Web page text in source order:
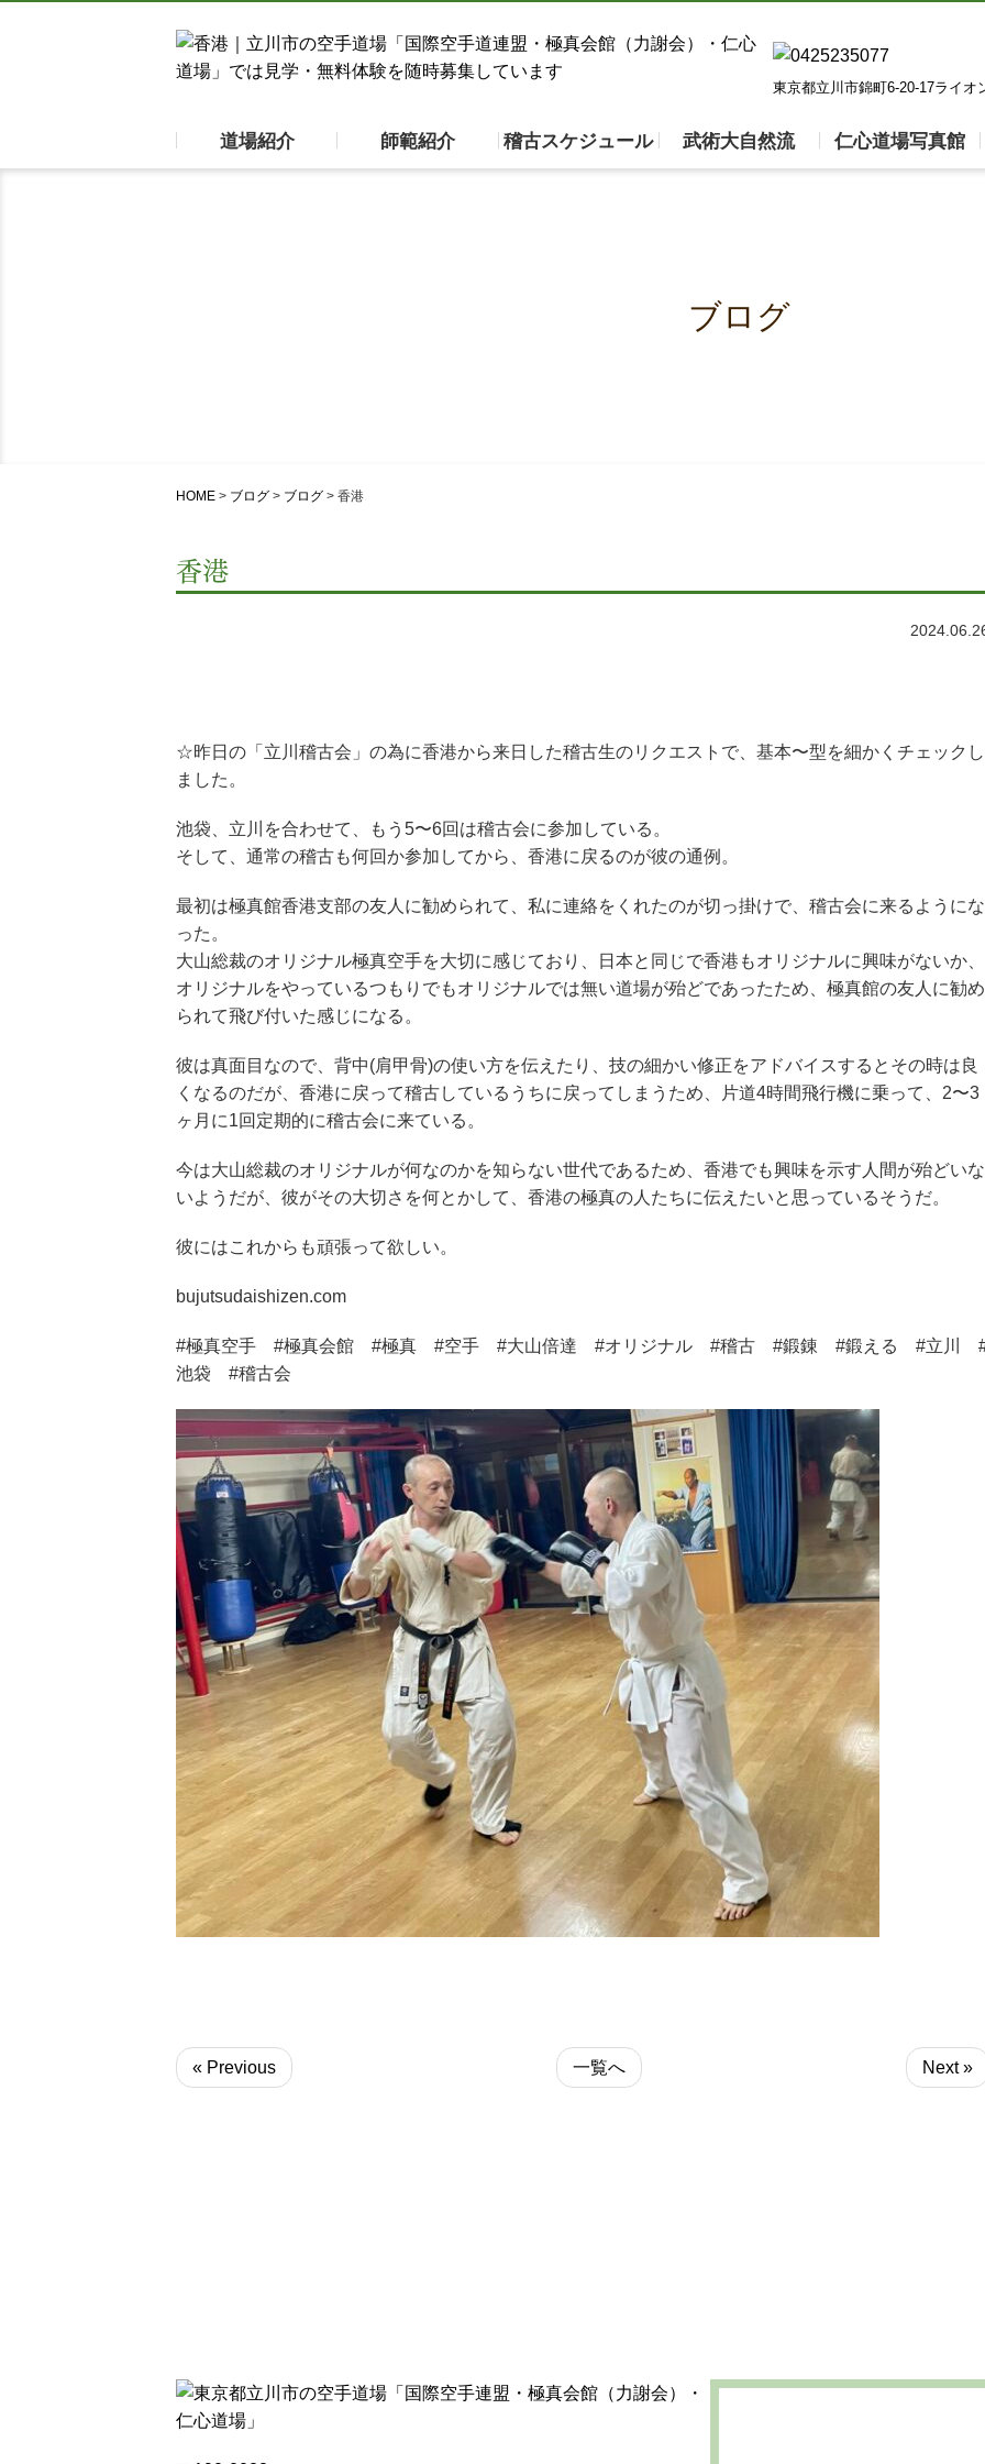
東京都立川市錦町6-20-17ライオ
道場紹介 師範紹介 稽古スケジュール 武術大自然流 仁心道場写真館
ブログ
HOME > ブログ > ブログ > 香港
香港
☆昨日の「立川稽古会」の為に香港から来日した稽古生のリクエストで、基本〜型を細かくチェックし
ました。
池袋、立川を合わせて、もう5〜6回は稽古会に参加している。
そして、通常の稽古も何回か参加してから、香港に戻るのが彼の通例。
最初は極真館香港支部の友人に勧められて、私に連絡をくれたのが切っ掛けで、稽古会に来るようにな
った。
大山総裁のオリジナル極真空手を大切に感じており、日本と同じで香港もオリジナルに興味がないか、
オリジナルをやっているつもりでもオリジナルでは無い道場が殆どであったため、極真館の友人に勧め
られて飛び付いた感じになる。
彼は真面目なので、背中(肩甲骨)の使い方を伝えたり、技の細かい修正をアドバイスするとその時は良
くなるのだが、香港に戻って稽古しているうちに戻ってしまうため、片道4時間飛行機に乗って、2〜3
ヶ月に1回定期的に稽古会に来ている。
今は大山総裁のオリジナルが何なのかを知らない世代であるため、香港でも興味を示す人間が殆どいな
いようだが、彼がその大切さを何とかして、香港の極真の人たちに伝えたいと思っているそうだ。
彼にはこれからも頑張って欲しい。
bujutsudaishizen.com
#極真空手 #極真会館 #極真 #空手 #大山倍達 #オリジナル #稽古 #鍛錬 #鍛える #立川
池袋 #稽古会
« Previous 一覧へ Next »